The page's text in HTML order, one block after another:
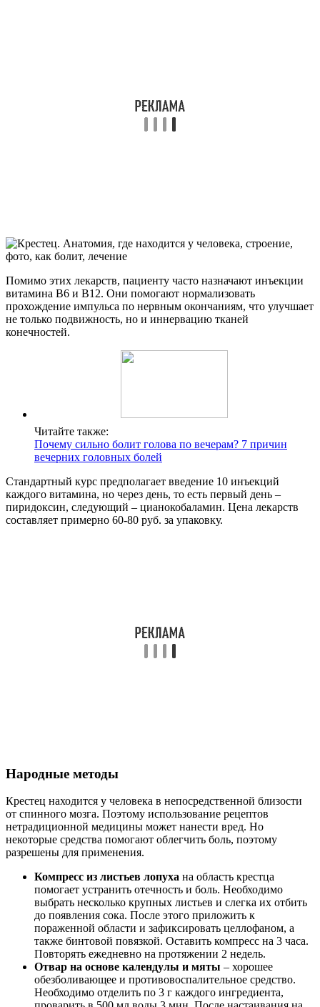
Помимо этих лекарств, пациенту часто назначают инъекции
витамина В6 и В12. Они помогают нормализовать
прохождение импульса по нервным окончаниям, что улучшает
не только подвижность, но и иннервацию тканей
конечностей.
Читайте также:
Почему сильно болит голова по вечерам? 7 причин
вечерних головных болей
Стандартный курс предполагает введение 10 инъекций
каждого витамина, но через день, то есть первый день –
пиридоксин, следующий – цианокобаламин. Цена лекарств
составляет примерно 60-80 руб. за упаковку.
Народные методы
Крестец находится у человека в непосредственной близости
от спинного мозга. Поэтому использование рецептов
нетрадиционной медицины может нанести вред. Но
некоторые средства помогают облегчить боль, поэтому
разрешены для применения.
Компресс из листьев лопуха на область крестца
помогает устранить отечность и боль. Необходимо
выбрать несколько крупных листьев и слегка их отбить
до появления сока. После этого приложить к
пораженной области и зафиксировать целлофаном, а
также бинтовой повязкой. Оставить компресс на 3 часа.
Повторять ежедневно на протяжении 2 недель.
Отвар на основе календулы и мяты – хорошее
обезболивающее и противовоспалительное средство.
Необходимо отделить по 3 г каждого ингредиента,